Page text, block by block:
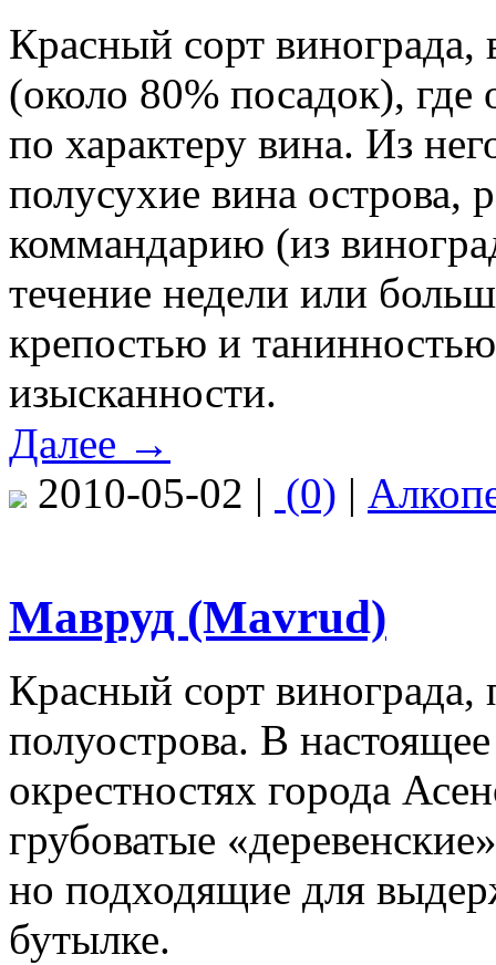
Красный сорт
(около 80% посадок), где
по характеру вина. Из
полусухие вина острова,
коммандарию (из
течение недели или
крепостью и
изысканности.
Далее →
2010-05-02 | (0) |
Мавруд (Mavrud)
Красный сорт винограда,
полуострова. В
окрестностях города
грубоватые
но подходящие для
бутылке.